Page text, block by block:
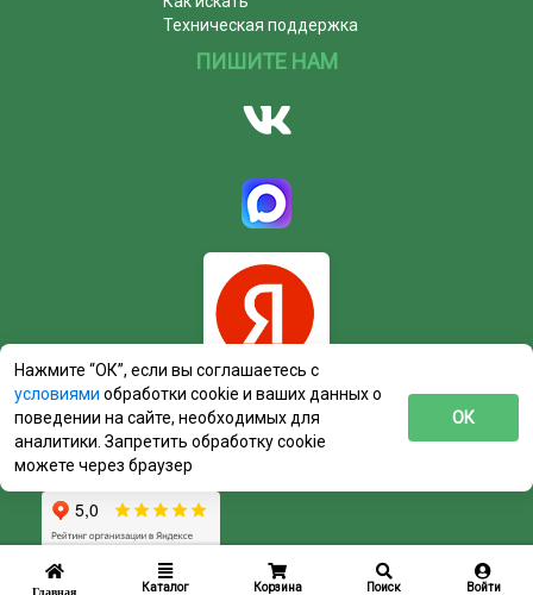
Главная Каталог Корзина Поиск Войти
Техническая поддержка
ПИШИТЕ НАМ
Нажмите “ОК”, если вы соглашаетесь с
условиями обработки cookie и ваших данных о
поведении на сайте, необходимых для
аналитики. Запретить обработку cookie
можете через браузер
ОК